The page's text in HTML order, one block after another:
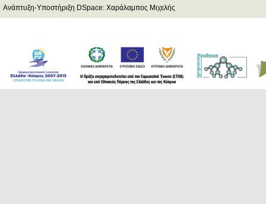
Ανάπτυξη-Υποστήριξη DSpace: Χαράλαμπος Μιχελής